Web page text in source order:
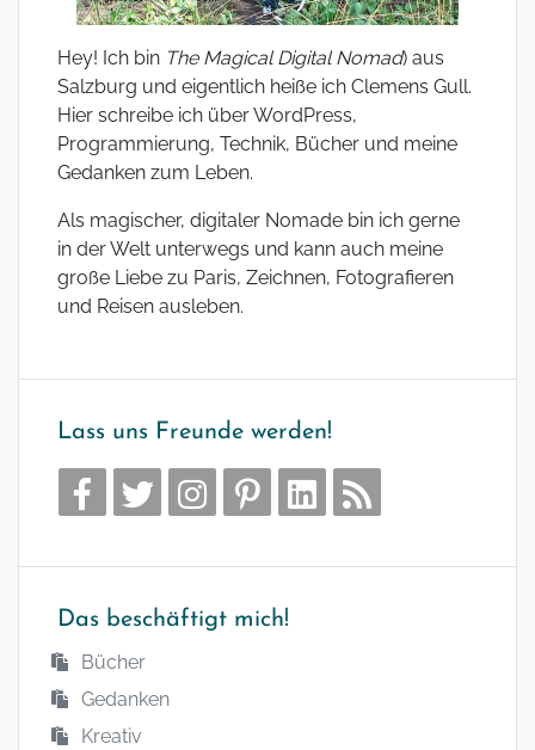
Hey! Ich bin The Magical Digital Nomad) aus
Salzburg und eigentlich heiße ich Clemens Gull.
Hier schreibe ich über WordPress,
Programmierung, Technik, Bücher und meine
Gedanken zum Leben.
Als magischer, digitaler Nomade bin ich gerne
in der Welt unterwegs und kann auch meine
große Liebe zu Paris, Zeichnen, Fotografieren
und Reisen ausleben.
Lass uns Freunde werden!
Das beschäftigt mich!
Bücher
Gedanken
Kreativ